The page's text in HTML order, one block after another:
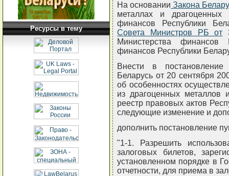
Ресурсы в тему
На основании Закона
металлах и
финансов Республики
Совета Министров РБ от
Министерства финансов
финансов Республики
Внести в постановление
Беларусь от 20 сентября
об особенностях
из драгоценных металлов
реестр правовых актов
следующие изменение и
дополнить постановление
"1-1. Разрешить
залоговых билетов,
установленном порядке в
отчетности, для приема в